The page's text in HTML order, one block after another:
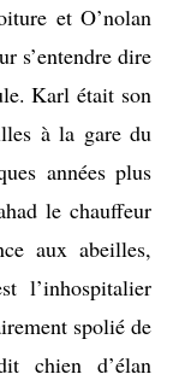
et O’nolan
s’entendre dire
Karl était son
à la gare du
années plus
le chauffeur
aux abeilles,
l’inhospitalier
spolié de
chien d’élan